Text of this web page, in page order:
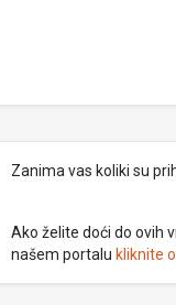
Zanima vas koliki su
Ako želite doći do ovih
našem portalu kliknite